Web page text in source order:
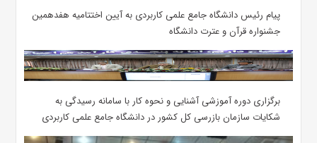
پیام رئیس دانشگاه جامع علمی کاربردی به آیین اختتامیه هفدهمین
جشنواره قرآن و عترت دانشگاه
برگزاری دوره آموزشی آشنایی و نحوه کار با سامانه رسیدگی به
شکایات سازمان بازرسی کل کشور در دانشگاه جامع علمی کاربردی